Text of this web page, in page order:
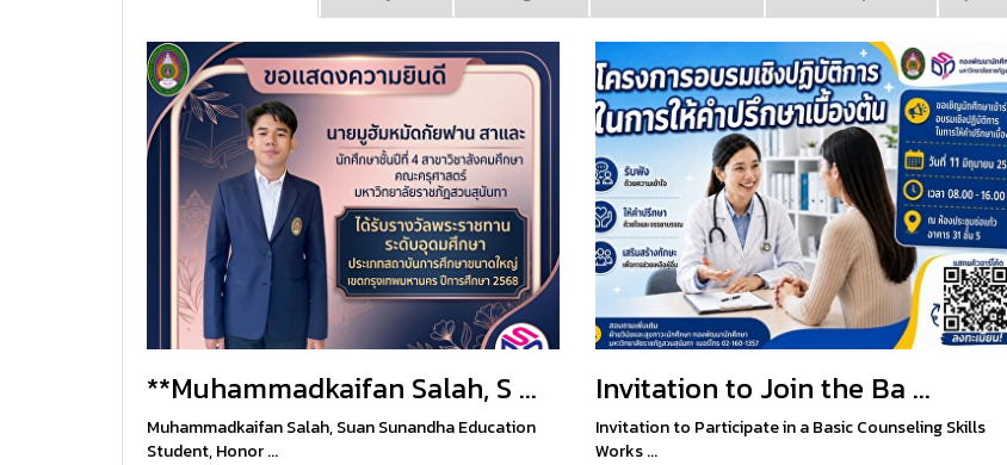
**Muhammadkaifan Salah, S ...
Muhammadkaifan Salah, Suan Sunandha Education
Student, Honor ...
Invitation to Join the Ba ...
Invitation to Participate in a Basic Counseling Skills
Works ...